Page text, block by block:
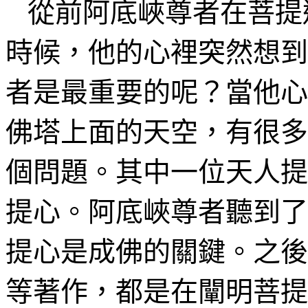
從前阿底峽尊者在菩提
時候，他的心裡突然想
者是最重要的呢？當他
佛塔上面的天空，有很
個問題。其中一位天人
提心。阿底峽尊者聽到
提心是成佛的關鍵。之
等著作，都是在闡明菩